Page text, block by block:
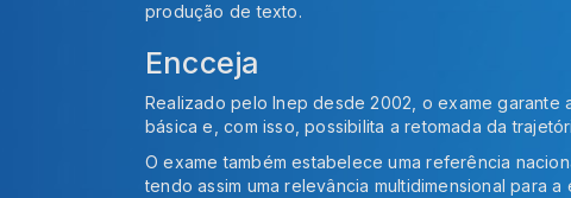
produção de texto.
Encceja
Realizado pelo Inep desde 2002, o exame
básica e, com isso, possibilita a retomada da
O exame também estabelece uma referência
tendo assim uma relevância multidimensional para